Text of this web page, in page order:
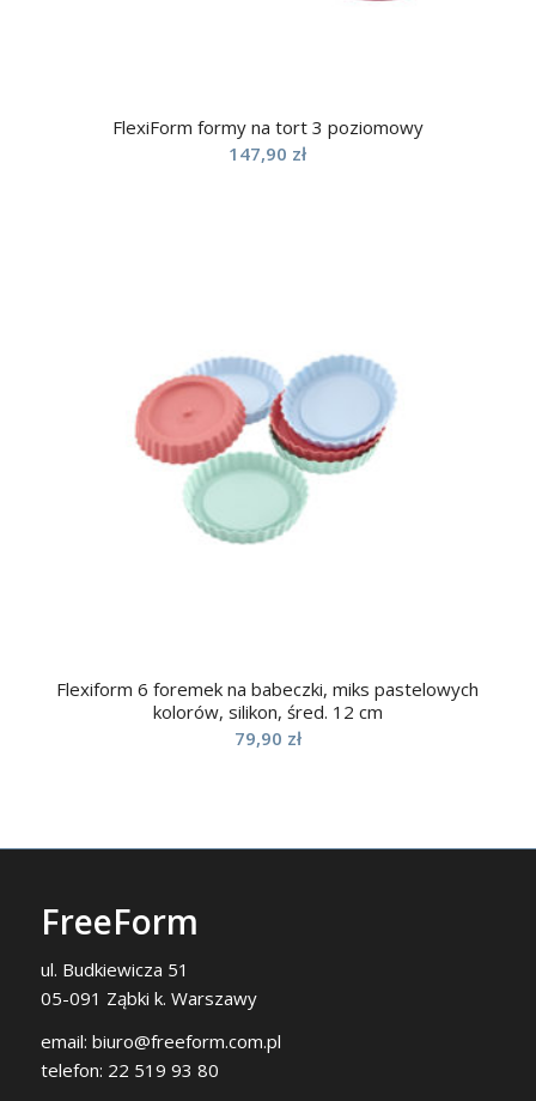
FlexiForm formy na tort 3 poziomowy
147,90 zł
Flexiform 6 foremek na babeczki, miks pastelowych
kolorów, silikon, śred. 12 cm
79,90 zł
FreeForm
ul. Budkiewicza 51
05-091 Ząbki k. Warszawy
email: biuro@freeform.com.pl
telefon: 22 519 93 80